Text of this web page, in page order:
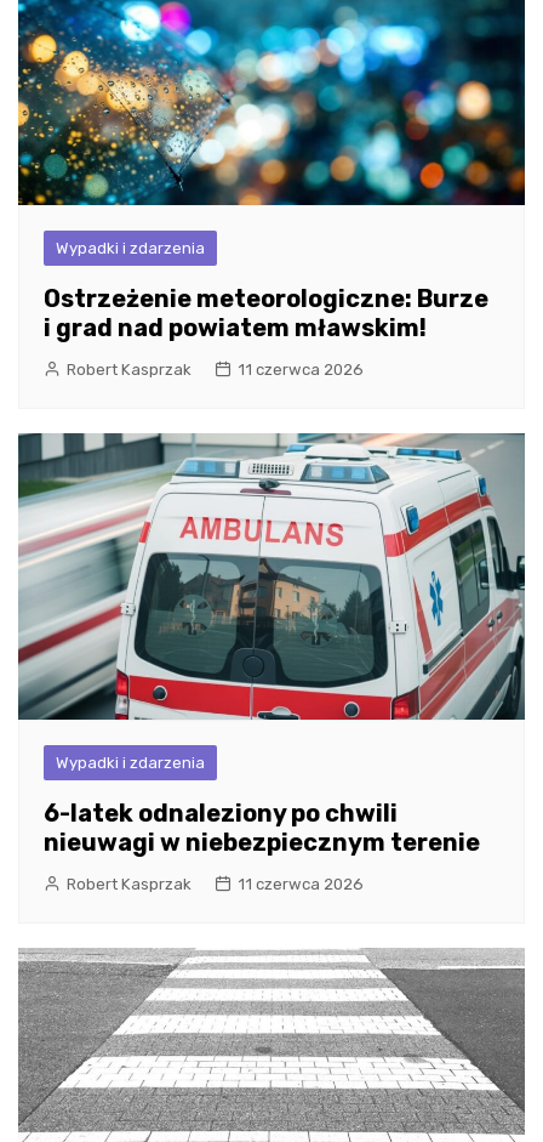
Wypadki i zdarzenia
Ostrzeżenie meteorologiczne: Burze
i grad nad powiatem mławskim!
Robert Kasprzak 11 czerwca 2026
Wypadki i zdarzenia
6-latek odnaleziony po chwili
nieuwagi w niebezpiecznym terenie
Robert Kasprzak 11 czerwca 2026